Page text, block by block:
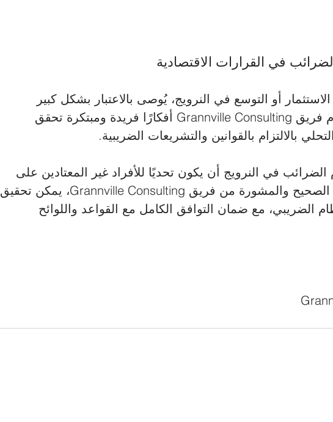
في القرارات الاقتصادية
أو التوسع في النرويج، يُوصى بالاعتبار بشكل كبير
للظروف الضريبية. يقدم فريق Grannville Consulting أفكارًا فريدة ومبتكرة تحقق
بالالتزام بالقوانين والتشريعات الضريبية.
في النرويج أن يكون تحديًا للأفراد غير المعتادين على
قواعده. لكن مع الدعم الصحيح والمشورة من فريق Grannville Consulting، يمكن تحقيق
الضريبي، مع ضمان التوافق الكامل مع القواعد واللوائح